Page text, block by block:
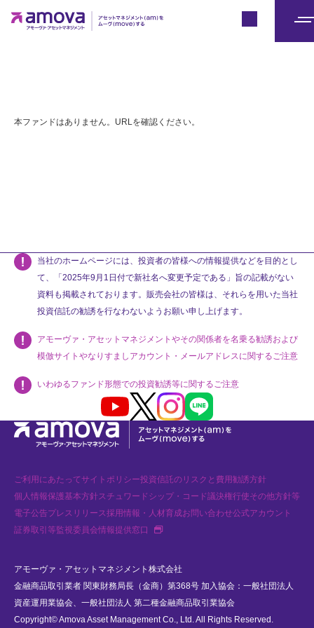
本ファンドはありません。URLを確認ください。
当社のホームページには、投資者の皆様への情報提供などを目的とし
て、「2025年9月1日付で新社名へ変更予定である」旨の記載がない
資料も掲載されております。販売会社の皆様は、それらを用いた当社
投資信託の勧誘を行なわないようお願い申し上げます。
アモーヴァ・アセットマネジメントやその関係者を名乗る勧誘および
模倣サイトやなりすましアカウント・メールアドレスに関するご注意
いわゆるファンド形態での投資勧誘等に関するご注意
Youtube X InstagramLINE
ご利用にあたってサイトポリシー投資信託のリスクと費用勧誘方針
個人情報保護基本方針スチュワードシップ・コード議決権行使その他方針等
電子公告プレスリリース採用情報・人材育成お問い合わせ公式アカウント
証券取引等監視委員会情報提供窓口
新規タブで開く
アモーヴァ・アセットマネジメント株式会社
金融商品取引業者 関東財務局長（金商）第368号 加入協会：一般社団法人
資産運用業協会、一般社団法人 第二種金融商品取引業協会
Copyright© Amova Asset Management Co., Ltd. All Rights Reserved.